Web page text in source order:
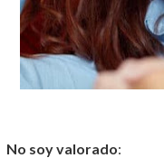
No soy valorado: